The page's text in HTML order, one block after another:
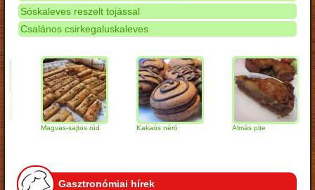
Sóskaleves reszelt tojással
Csalános csirkegaluskaleves
Magvas-sajtos rúd Kakaós néró Almás pite
Gasztronómiai hírek